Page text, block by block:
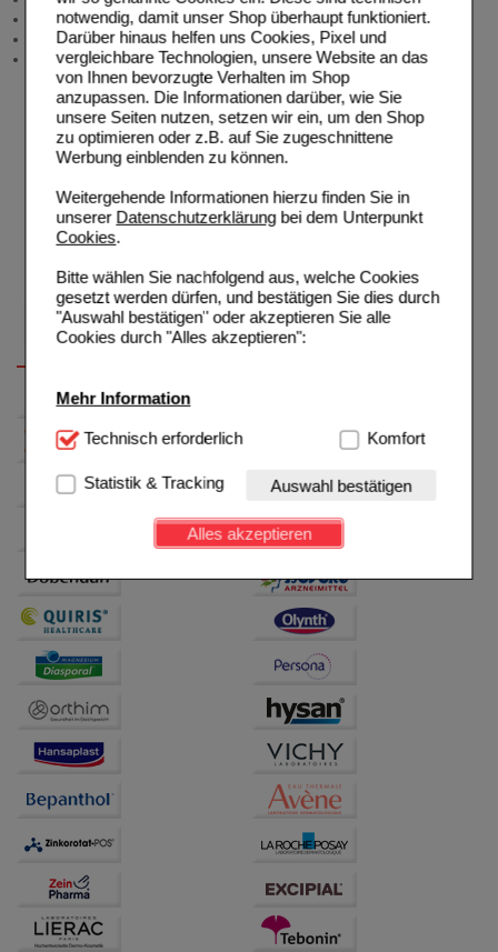
notwendig, damit unser Shop überhaupt funktioniert.
Darüber hinaus helfen uns Cookies, Pixel und
vergleichbare Technologien, unsere Website an das
von Ihnen bevorzugte Verhalten im Shop
anzupassen. Die Informationen darüber, wie Sie
unsere Seiten nutzen, setzen wir ein, um den Shop
zu optimieren oder z.B. auf Sie zugeschnittene
Werbung einblenden zu können.
Weitergehende Informationen hierzu finden Sie in
unserer Datenschutzerklärungbei dem Unterpunkt
Cookies.
Bitte wählen Sie nachfolgend aus, welche Cookies
gesetzt werden dürfen, und bestätigen Sie dies durch
"Auswahl bestätigen" oder akzeptieren Sie alle
Cookies durch "Alles akzeptieren":
Mehr Information
Technisch Notwendig:Hierbei handelt es sich um
Website notwendig sind (z.B. Navigation, Warenkorb,
Kundenkonto), weshalb auf diese nicht verzichtet
werden kann.
Einkaufserlebnis noch ansprechender zu gestalten,
beispielsweise für die Wiedererkennung des
Besuchers oder unsere Seite an bevorzugte
Verhaltensweisen (z.B. Spracheinstellung)
anzupassen. Komfort-Cookies ermöglichen es uns
auch auf Ihre Bedürfnisse zugeschrittene Inhalte
anzuzeigen und unser Partnerprogramm zu
betreiben.
Statistik & Tracking:
Hierüber lassen sich
unserer Website sammeln, mit deren Hilfe wir unsere
Website weiter für Sie optimieren können, den Inhalt
auf unserer Website aber auch die Werbung auf
Drittseiten möglichst relevant für Sie zu gestalten.
Bitte beachten Sie, dass Daten hierfür teilweise an
Dritte wie z.B. Google oder soziale Medien
übertragen werden.
Technisch erforderlich Komfort
Statistik & Tracking Auswahl bestätigen
Alles akzeptieren
Newsletter
Neukundenprämie
Stellenangebote